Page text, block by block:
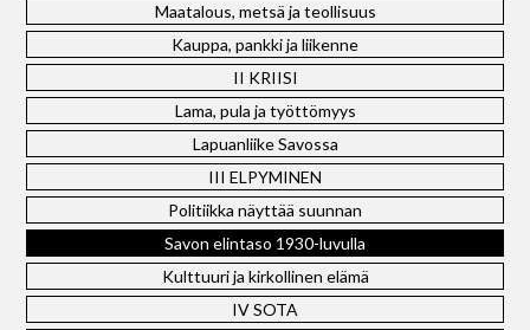
Maatalous, metsä ja teollisuus
Kauppa, pankki ja liikenne
II KRIISI
Lama, pula ja työttömyys
Lapuanliike Savossa
III ELPYMINEN
Politiikka näyttää suunnan
Savon elintaso 1930-luvulla
Kulttuuri ja kirkollinen elämä
IV SOTA